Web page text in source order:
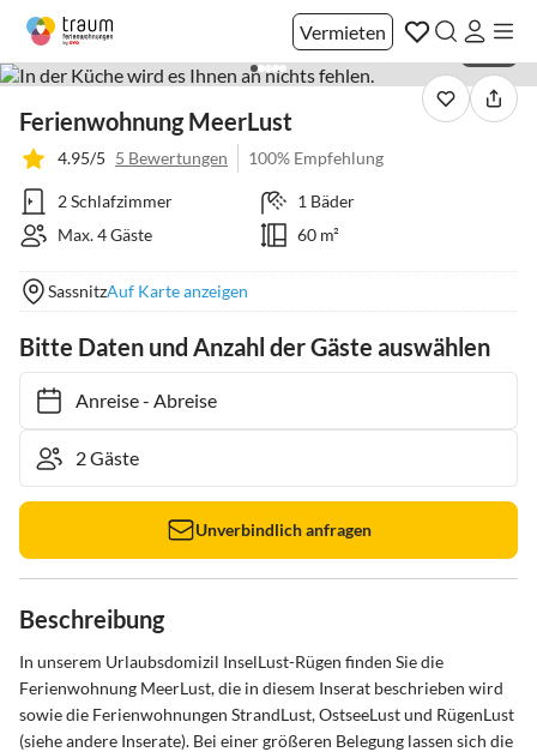
Vermieten
Ferienwohnung MeerLust
4.95/5 5 Bewertungen 100% Empfehlung
2 Schlafzimmer
1 Bäder
Max. 4 Gäste
60 m²
SassnitzAuf Karte anzeigen
Bitte Daten und Anzahl der Gäste auswählen
Anreise- Abreise
Unverbindlich anfragen
Beschreibung
In unserem Urlaubsdomizil InselLust-Rügen finden Sie die
Ferienwohnung MeerLust, die in diesem Inserat beschrieben wird
sowie die Ferienwohnungen StrandLust, OstseeLust und RügenLust
(siehe andere Inserate). Bei einer größeren Belegung lassen sich die